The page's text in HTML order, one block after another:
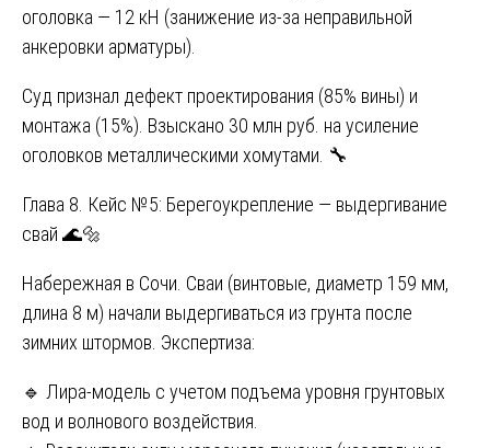
оголовка — 12 кН (занижение из-за неправильной
анкеровки арматуры).
Суд признал дефект проектирования (85% вины) и
монтажа (15%). Взыскано 30 млн руб. на усиление
оголовков металлическими хомутами. 🔧
Глава 8. Кейс №5: Берегоукрепление — выдергивание
свай 🌊🔩
Набережная в Сочи. Сваи (винтовые, диаметр 159 мм,
длина 8 м) начали выдергиваться из грунта после
зимних штормов. Экспертиза:
🔹 Лира-модель с учетом подъема уровня грунтовых
вод и волнового воздействия.